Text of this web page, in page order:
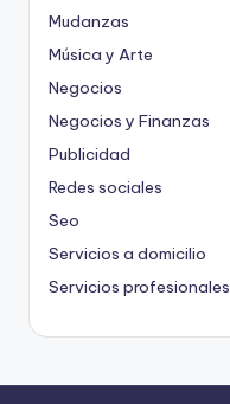
Mudanzas
Música y Arte
Negocios
Negocios y Finanzas
Publicidad
Redes sociales
Seo
Servicios a domicilio
Servicios profesionales